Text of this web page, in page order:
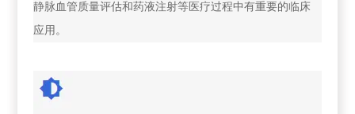
静脉血管质量评估和药液注射等医疗过程中有重要的临床
应用。